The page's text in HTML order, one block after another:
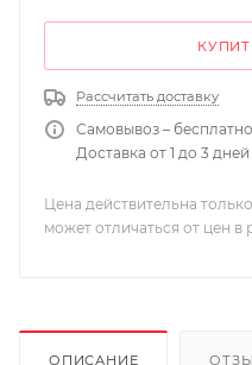
Рассчитать доставку
Самовывоз – бесплатно
Доставка от 1 до 3 дней
Цена действительна
может отличаться от цен в
ОПИСАНИЕ